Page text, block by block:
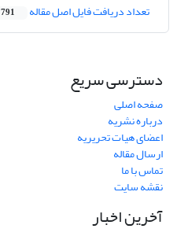
تعداد دریافت فایل اصل مقاله 791
دسترسی سریع
صفحه اصلی
درباره نشریه
اعضای هیات تحریریه
ارسال مقاله
تماس با ما
نقشه سایت
آخرین اخبار